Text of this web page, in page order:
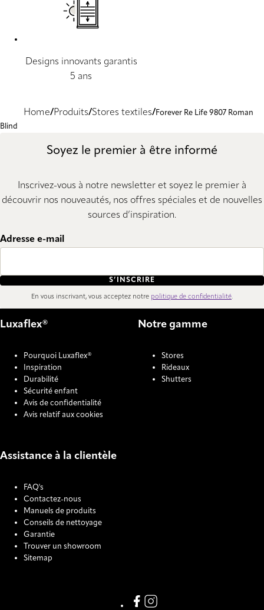
Designs innovants garantis
5 ans
Home Produits Stores textiles
Forever Re Life 9807 Roman
Blind
Soyez le premier à être informé
Inscrivez-vous à notre newsletter et soyez le premier à
découvrir nos nouveautés, nos offres spéciales et de nouvelles
sources d’inspiration.
Adresse e-mail
S’INSCRIRE
En vous inscrivant, vous acceptez notre politique de confidentialité.
Luxaflex®
Pourquoi Luxaflex®
Inspiration
Durabilité
Sécurité enfant
Avis de confidentialité
Avis relatif aux cookies
Notre gamme
Stores
Rideaux
Shutters
Assistance à la clientèle
FAQ's
Contactez-nous
Manuels de produits
Conseils de nettoyage
Garantie
Trouver un showroom
Sitemap
Link missing Display text from
Link missing Display text